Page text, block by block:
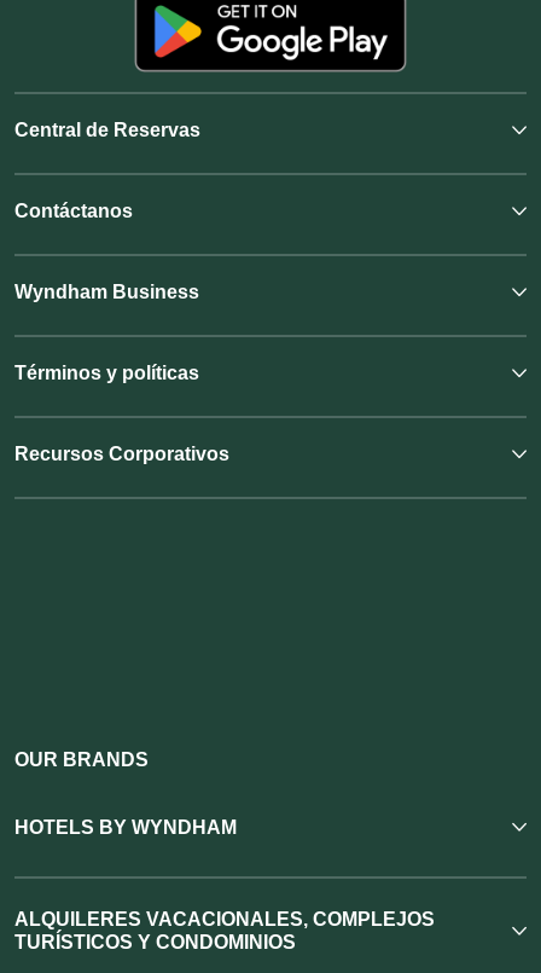
Central de Reservas
Contáctanos
Wyndham Business
Términos y políticas
Recursos Corporativos
OUR BRANDS
HOTELS BY WYNDHAM
ALQUILERES VACACIONALES, COMPLEJOS
TURÍSTICOS Y CONDOMINIOS